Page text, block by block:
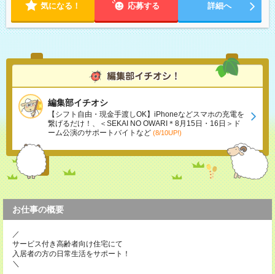
気になる！ 応募する 詳細へ
編集部イチオシ
【シフト自由・現金手渡しOK】iPhoneなどスマホの充電を
繋げるだけ！、＜SEKAI NO OWARI＊8月15日・16日＞ド
ーム公演のサポートバイトなど (8/10UP!)
お仕事の概要
／
サービス付き高齢者向け住宅にて
入居者の方の日常生活をサポート！
＼